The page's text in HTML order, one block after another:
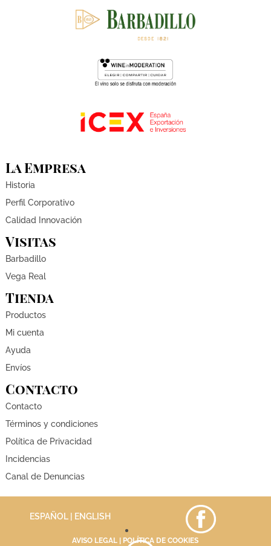
La Empresa
Historia
Perfil Corporativo
Calidad Innovación
Visitas
Barbadillo
Vega Real
Tienda
Productos
Mi cuenta
Ayuda
Envíos
Contacto
Contacto
Términos y condiciones
Política de Privacidad
Incidencias
Canal de Denuncias
ESPAÑOL | ENGLISH
AVISO LEGAL POLÍTICA DE COOKIES